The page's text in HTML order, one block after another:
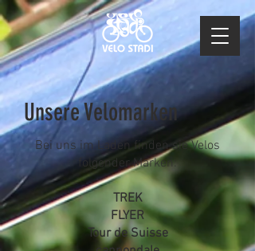
Unsere Velomarken
Bei uns im Laden finden sie Velos
folgender Marken:
TREK
FLYER
Tour de Suisse